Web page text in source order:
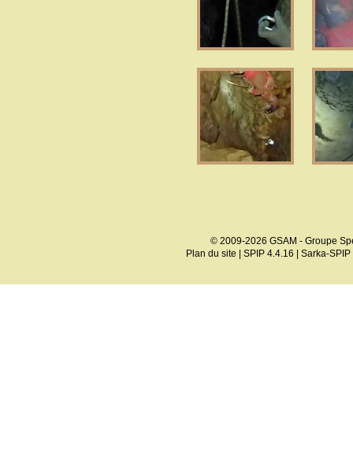
© 2009-2026 GSAM - Groupe
Plan du site
SPIP 4.4.16 Sarka-SPIP